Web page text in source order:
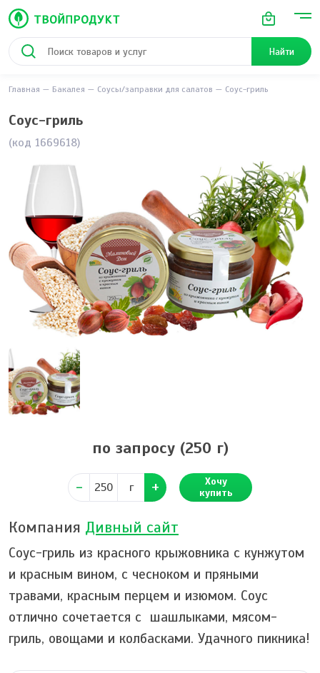
Найти
Главная Бакалея Соусы/заправки для салатов Соус-гриль
Соус-гриль
(код 1669618)
по запросу (250 г)
г
Хочу
купить
Компания Дивный сайт
Соус-гриль из красного крыжовника с кунжутом
и красным вином, с чесноком и пряными
травами, красным перцем и изюмом. Соус
отлично сочетается с шашлыками, мясом-
гриль, овощами и колбасками. Удачного пикника!